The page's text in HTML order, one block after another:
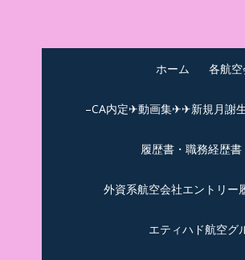
中尾享子
ホーム
各航
–CA内定✈動画集✈✈新規月謝
履歴書・職務経歴
外資系航空会社エントリー
エティハド航空グ